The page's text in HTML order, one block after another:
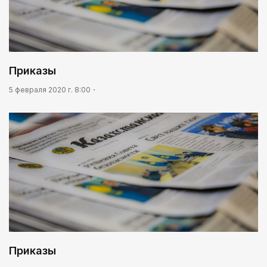
Приказы
5 февраля 2020 г. 8:00
Приказы